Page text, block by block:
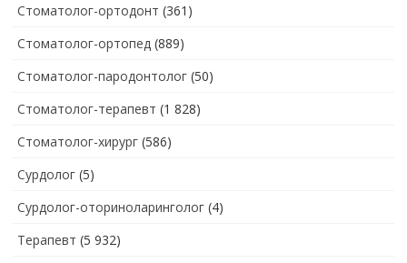
Стоматолог-ортодонт (361)
Стоматолог-ортопед (889)
Стоматолог-пародонтолог (50)
Стоматолог-терапевт (1 828)
Стоматолог-хирург (586)
Сурдолог (5)
Сурдолог-оториноларинголог (4)
Терапевт (5 932)